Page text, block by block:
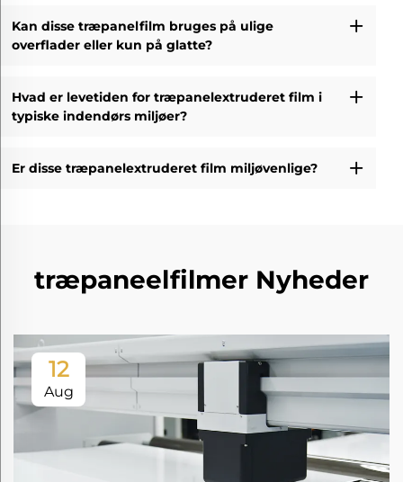
Kan disse træpanelfilm bruges på ulige
overflader eller kun på glatte?
Hvad er levetiden for træpanelextruderet film i
typiske indendørs miljøer?
Er disse træpanelextruderet film miljøvenlige?
træpaneelfilmer Nyheder
12
Aug